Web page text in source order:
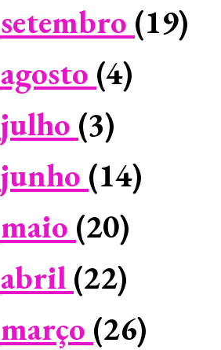
setembro (19)
agosto (4)
julho (3)
junho (14)
maio (20)
abril (22)
março (26)